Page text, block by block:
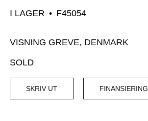
I LAGER • F45054
VISNING GREVE, DENMARK
SOLD
SKRIV UT FINANSIERING